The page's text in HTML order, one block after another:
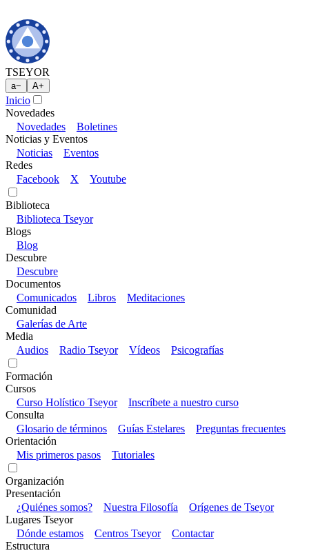
TSEYOR
a− A+
Inicio
Novedades
Novedades
Boletines
Noticias y Eventos
Noticias
Eventos
Redes
Facebook
X Youtube
Biblioteca
Biblioteca Tseyor
Blogs
Blog
Descubre
Descubre
Documentos
Comunicados
Libros
Meditaciones
Comunidad
Galerías de Arte
Media
Audios
Radio Tseyor Vídeos Psicografías
Formación
Cursos
Curso Holístico Tseyor
Inscríbete a nuestro curso
Consulta
Glosario de términos
Guías Estelares
Preguntas frecuentes
Orientación
Mis primeros pasos
Tutoriales
Organización
Presentación
¿Quiénes somos?
Nuestra Filosofía
Orígenes de Tseyor
Lugares Tseyor
Dónde estamos
Centros Tseyor
Contactar
Estructura